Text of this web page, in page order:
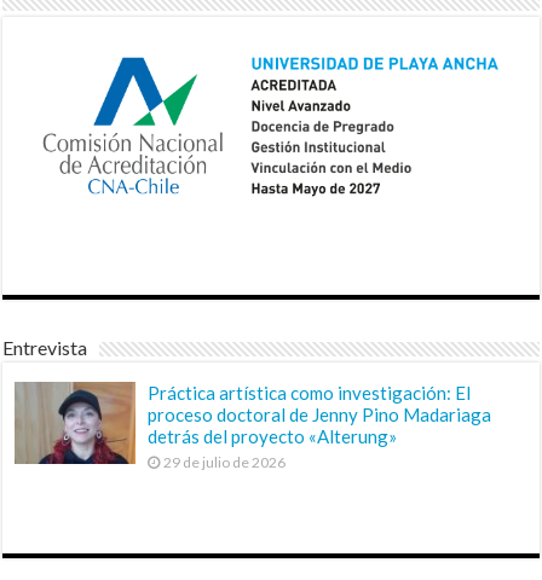
Entrevista
Práctica artística como investigación: El
proceso doctoral de Jenny Pino Madariaga
detrás del proyecto «Alterung»
29 de julio de 2026